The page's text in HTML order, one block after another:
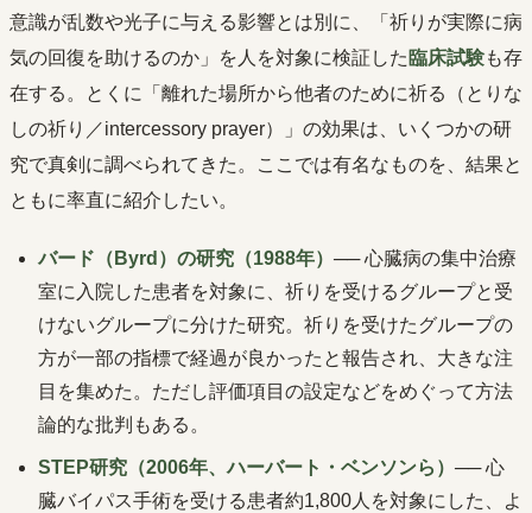
意識が乱数や光子に与える影響とは別に、「祈りが実際に病
気の回復を助けるのか」を人を対象に検証した 臨床試験も存
在する。とくに「離れた場所から他者のために祈る（とりな
しの祈り／intercessory prayer）」の効果は、いくつかの研
究で真剣に調べられてきた。ここでは有名なものを、結果と
ともに率直に紹介したい。
バード（Byrd）の研究（1988年） ── 心臓病の集中治療
室に入院した患者を対象に、祈りを受けるグループと受
けないグループに分けた研究。祈りを受けたグループの
方が一部の指標で経過が良かったと報告され、大きな注
目を集めた。ただし評価項目の設定などをめぐって方法
論的な批判もある。
STEP研究（2006年、ハーバート・ベンソンら） ── 心
臓バイパス手術を受ける患者約1,800人を対象にした、よ